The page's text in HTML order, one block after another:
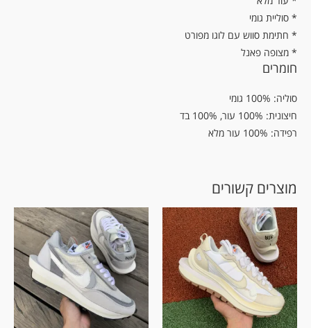
* סוליית גומי
* חתימת סווש עם לוגו מפורט
* מצופה פאנל
חומרים
סוליה: 100% גומי
חיצונית: 100% עור, 100% בד
רפידה: 100% עור מלא
מוצרים קשורים